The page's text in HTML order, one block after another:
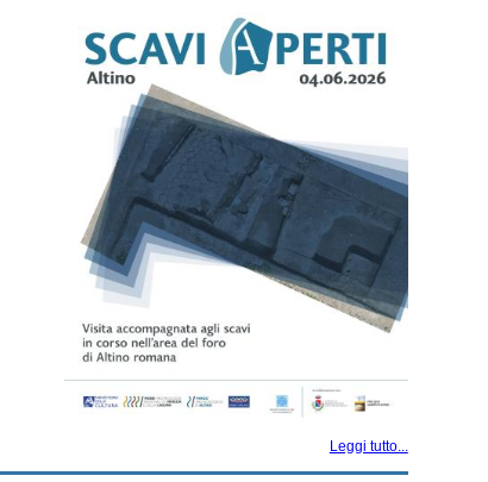
Leggi tutto...